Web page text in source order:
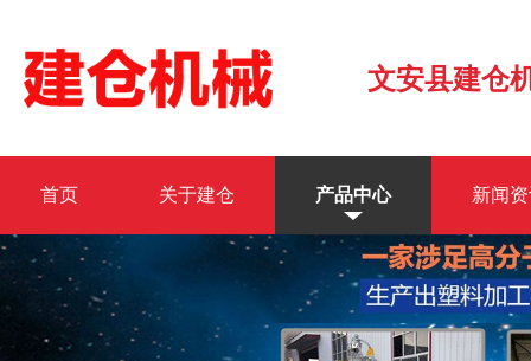
文安县建仓
首页 关于建仓 产品中心 新闻